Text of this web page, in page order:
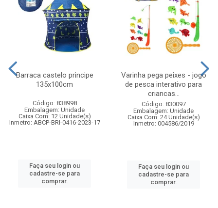
Barraca castelo principe
135x100cm
Código: 838998
Embalagem: Unidade
Caixa Com: 12 Unidade(s)
Inmetro: ABCP-BRI-0416-2023-17
Faça seu login ou
cadastre-se para
comprar.
Varinha pega peixes - jogo
de pesca interativo para
criancas...
Código: 830097
Embalagem: Unidade
Caixa Com: 24 Unidade(s)
Inmetro: 004586/2019
Faça seu login ou
cadastre-se para
comprar.